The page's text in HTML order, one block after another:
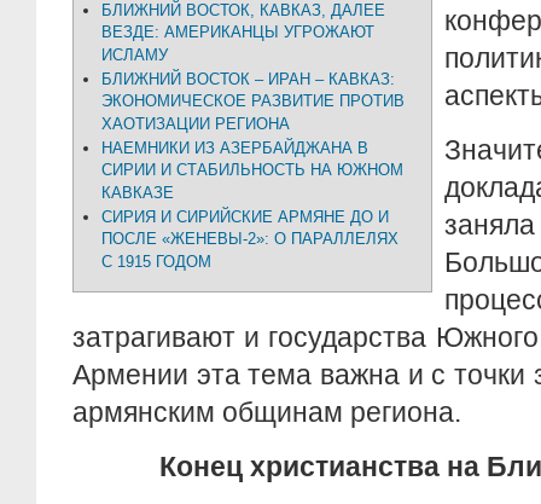
БЛИЖНИЙ ВОСТОК, КАВКАЗ, ДАЛЕЕ
ВЕЗДЕ: АМЕРИКАНЦЫ УГРОЖАЮТ
ИСЛАМУ
БЛИЖНИЙ ВОСТОК – ИРАН – КАВКАЗ:
ЭКОНОМИЧЕСКОЕ РАЗВИТИЕ ПРОТИВ
ХАОТИЗАЦИИ РЕГИОНА
НАЕМНИКИ ИЗ АЗЕРБАЙДЖАНА В
СИРИИ И СТАБИЛЬНОСТЬ НА ЮЖНОМ
КАВКАЗЕ
СИРИЯ И СИРИЙСКИЕ АРМЯНЕ ДО И
ПОСЛЕ «ЖЕНЕВЫ-2»: О ПАРАЛЛЕЛЯХ
С 1915 ГОДОМ
затрагивают и государства
Армении эта тема важна и с точки
армянским общинам региона.
Конец христианства на